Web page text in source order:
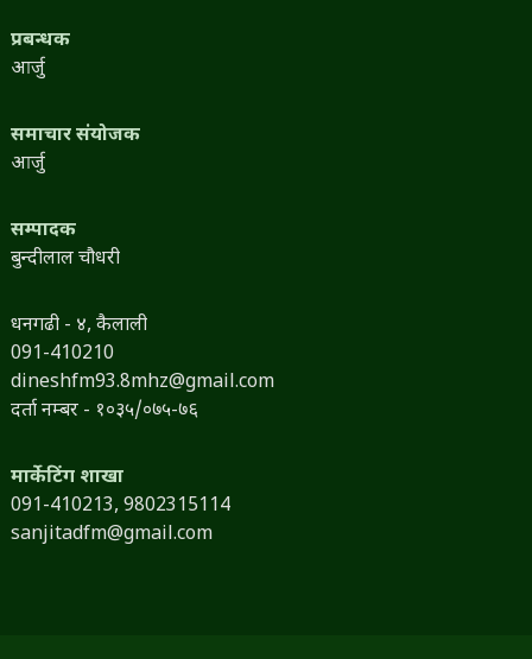
प्रबन्धक
आर्जु
समाचार संयोजक
आर्जु
सम्पादक
बुन्दीलाल चौधरी
धनगढी - ४, कैलाली
091-410210
dineshfm93.8mhz@gmail.com
दर्ता नम्बर - १०३५/०७५-७६
मार्केटिंग शाखा
091-410213, 9802315114
sanjitadfm@gmail.com